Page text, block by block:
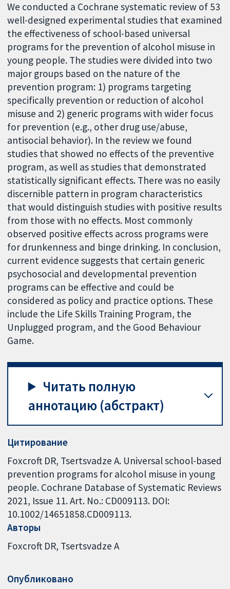
We conducted a Cochrane systematic review of 53
well-designed experimental studies that examined
the effectiveness of school-based universal
programs for the prevention of alcohol misuse in
young people. The studies were divided into two
major groups based on the nature of the
prevention program: 1) programs targeting
specifically prevention or reduction of alcohol
misuse and 2) generic programs with wider focus
for prevention (e.g., other drug use/abuse,
antisocial behavior). In the review we found
studies that showed no effects of the preventive
program, as well as studies that demonstrated
statistically significant effects. There was no easily
discernible pattern in program characteristics
that would distinguish studies with positive results
from those with no effects. Most commonly
observed positive effects across programs were
for drunkenness and binge drinking. In conclusion,
current evidence suggests that certain generic
psychosocial and developmental prevention
programs can be effective and could be
considered as policy and practice options. These
include the Life Skills Training Program, the
Unplugged program, and the Good Behaviour
Game.
Читать полную
аннотацию (абстракт)
Цитирование
Foxcroft DR, Tsertsvadze A. Universal school-based
prevention programs for alcohol misuse in young
people. Cochrane Database of Systematic Reviews
2021, Issue 11. Art. No.: CD009113. DOI:
10.1002/14651858.CD009113.
Авторы
Foxcroft DR Tsertsvadze A
Опубликовано